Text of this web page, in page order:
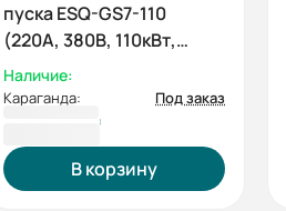
пуска ESQ-GS7-110
(220А, 380В, 110кВт,
встроенный
шунтирующий
контактор)
Наличие:
Караганда: Под заказ
В корзину